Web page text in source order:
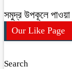
সমুদ্র উপকূলে পাওয়া
Our Like Page
Search